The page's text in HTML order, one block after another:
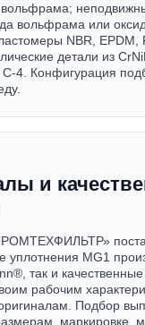
вольфрама или
NBR, EPDM,
детали из
4. Конфигурация
и
уплотнения MG1
так и качественные
рабочим
Подбор
маркировке,